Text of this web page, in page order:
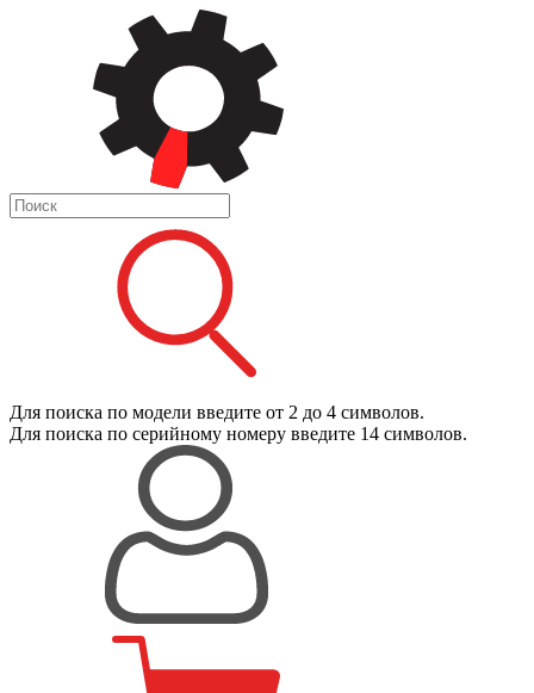
Для поиска по модели введите от 2 до 4 символов.
Для поиска по серийному номеру введите 14 символов.